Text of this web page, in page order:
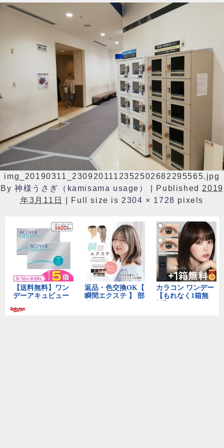
img_20190311_2309201112352502682295565.jpg
By 神様うさぎ（kamisama usage） Published 2019
年3月11日
Full size is 2304 × 1728 pixels